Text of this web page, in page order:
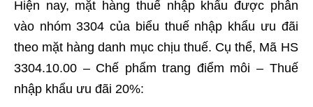
Hiện nay, mặt hàng thuế nhập khẩu được phân
vào nhóm 3304 của biểu thuế nhập khẩu ưu đãi
theo mặt hàng danh mục chịu thuế. Cụ thể, Mã HS
3304.10.00 – Chế phẩm trang điểm môi – Thuế
nhập khẩu ưu đãi 20%: